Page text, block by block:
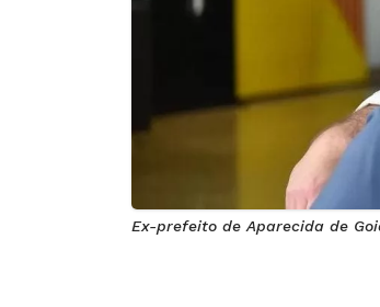
Ex-prefeito de Aparecida de